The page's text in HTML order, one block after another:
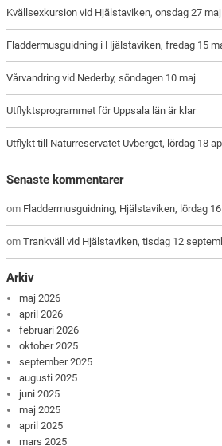
Kvällsexkursion vid Hjälstaviken, onsdag 27 maj
Fladdermusguidning i Hjälstaviken, fredag 15
Vårvandring vid Nederby, söndagen 10 maj
Utflyktsprogrammet för Uppsala län är klar
Utflykt till Naturreservatet Uvberget, lördag 18
Senaste kommentarer
om Fladdermusguidning, Hjälstaviken, lördag
omTrankväll vid Hjälstaviken, tisdag 12
Arkiv
maj 2026
april 2026
februari 2026
oktober 2025
september 2025
augusti 2025
juni 2025
maj 2025
april 2025
mars 2025